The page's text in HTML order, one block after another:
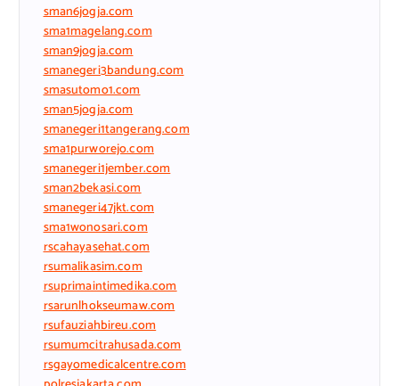
sman6jogja.com
sma1magelang.com
sman9jogja.com
smanegeri3bandung.com
smasutomo1.com
sman5jogja.com
smanegeri1tangerang.com
sma1purworejo.com
smanegeri1jember.com
sman2bekasi.com
smanegeri47jkt.com
sma1wonosari.com
rscahayasehat.com
rsumalikasim.com
rsuprimaintimedika.com
rsarunlhokseumaw.com
rsufauziahbireu.com
rsumumcitrahusada.com
rsgayomedicalcentre.com